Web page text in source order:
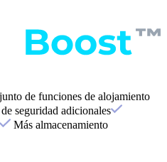
de funciones de alojamiento
seguridad adicionales
Más almacenamiento